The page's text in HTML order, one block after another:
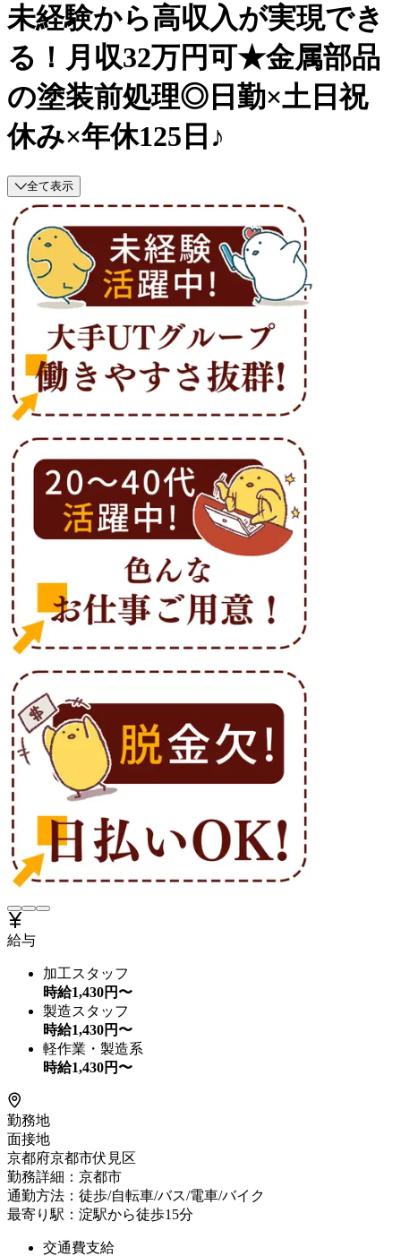
未経験から高収入が実現でき
る！月収32万円可★金属部品
の塗装前処理◎日勤×土日祝
休み×年休125日♪
全て表示
給与
加工スタッフ
時給1,430円〜
製造スタッフ
時給1,430円〜
軽作業・製造系
時給1,430円〜
勤務地
面接地
京都府京都市伏見区
勤務詳細：京都市
通勤方法：徒歩/自転車/バス/電車/バイク
最寄り駅：淀駅から徒歩15分
交通費支給